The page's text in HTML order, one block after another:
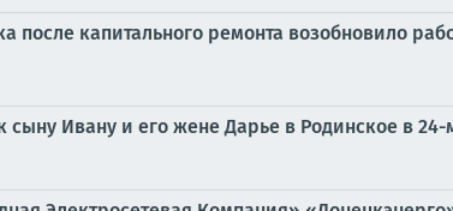
после капитального ремонта возобновило
Ивану и его жене Дарье в Родинское в 24-